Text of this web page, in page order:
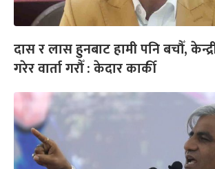
दास र लास हुनबाट हामी पनि बचौँ,
गरेर वार्ता गरौँ : केदार कार्की